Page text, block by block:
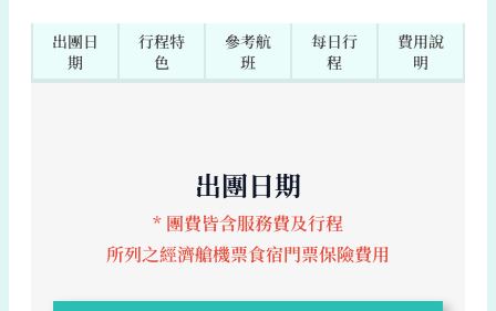
出團日
期
行程特
色
參考航
班
每日行
程
費用說
明
出團日期
* 團費皆含服務費及行程
所列之經濟艙機票食宿門票保險費用